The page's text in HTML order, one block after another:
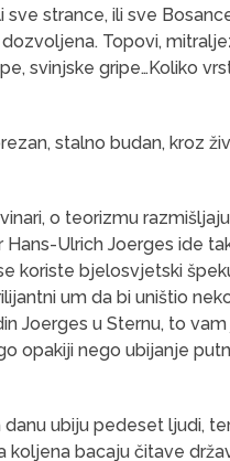
strance, ili sve
Topovi,
svinjske gripe…Koliko
stalno budan, kroz
o teorizmu
Ulrich Joerges ide
koriste bjelosvjetski
um da bi uništio
Joerges u Sternu, to
opakiji nego ubijanje
ubiju pedeset ljudi,
bacaju čitave